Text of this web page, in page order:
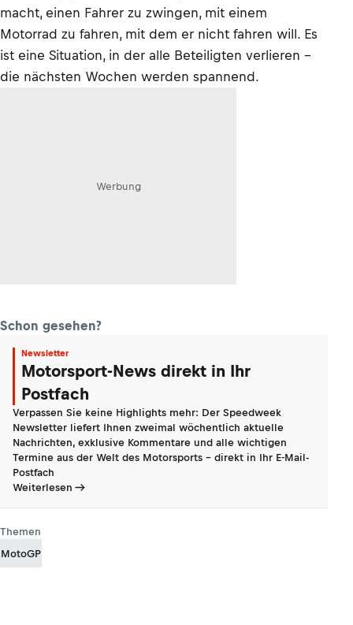
macht, einen Fahrer zu zwingen, mit einem
Motorrad zu fahren, mit dem er nicht fahren will. Es
ist eine Situation, in der alle Beteiligten verlieren –
die nächsten Wochen werden spannend.
Werbung
Schon gesehen?
Newsletter
Motorsport-News direkt in Ihr
Postfach
Verpassen Sie keine Highlights mehr: Der Speedweek
Newsletter liefert Ihnen zweimal wöchentlich aktuelle
Nachrichten, exklusive Kommentare und alle wichtigen
Termine aus der Welt des Motorsports - direkt in Ihr E-Mail-
Postfach
Weiterlesen
Themen
MotoGP